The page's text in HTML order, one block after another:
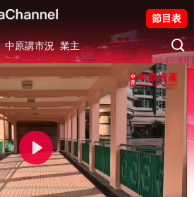
中原講市況 業主
節目表
Play